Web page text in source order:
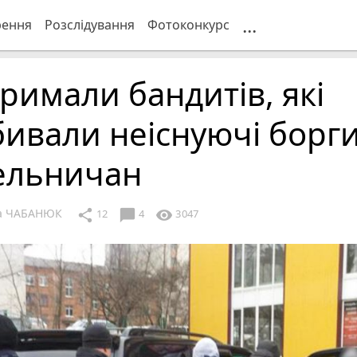
Розслідування Фотоконкурс ...
бандитів, які
неіснуючі
ЧАБАНЮК share 12 chat_bubble 4 visibility 3047